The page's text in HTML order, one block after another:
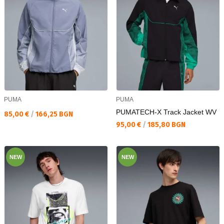
PUMA
Текуща цена:
85,00 € / 166,25 BGN
PUMA
PUMATECH-X Track Jacket WV
Текуща цена:
95,00 € / 185,80 BGN
NEW NEW